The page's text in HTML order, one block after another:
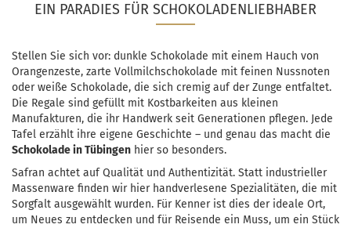
EIN PARADIES FÜR SCHOKOLADENLIEBHABER
Stellen Sie sich vor: dunkle Schokolade mit einem Hauch von
Orangenzeste, zarte Vollmilchschokolade mit feinen Nussnoten
oder weiße Schokolade, die sich cremig auf der Zunge entfaltet.
Die Regale sind gefüllt mit Kostbarkeiten aus kleinen
Manufakturen, die ihr Handwerk seit Generationen pflegen. Jede
Tafel erzählt ihre eigene Geschichte – und genau das macht die
Schokolade in Tübingen hier so besonders.
Safran achtet auf Qualität und Authentizität. Statt industrieller
Massenware finden wir hier handverlesene Spezialitäten, die mit
Sorgfalt ausgewählt wurden. Für Kenner ist dies der ideale Ort,
um Neues zu entdecken und für Reisende ein Muss, um ein Stück